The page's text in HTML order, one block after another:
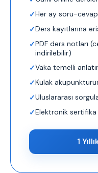
Her ay soru-cevap
Ders kayıtlarına
PDF ders notları
indirilebilir)
Vaka temelli
Kulak
Uluslararası
Elektronik sertifika
1